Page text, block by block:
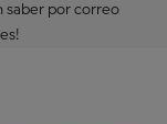
saber por correo